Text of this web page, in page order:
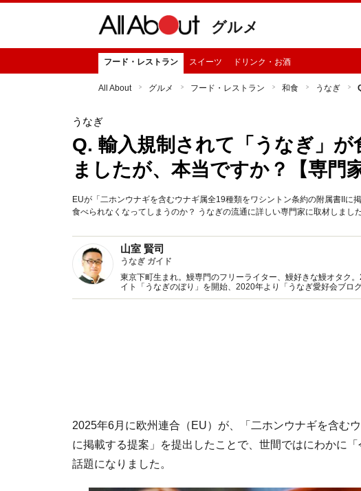
グルメ
フード・レストラン スイーツ ドリンク・お酒
All About グルメ フード・レストラン 和食 うなぎ
うなぎ
Q. 輸入規制されて「うなぎ」
ましたが、本当ですか？【専門
EUが「二ホンウナギを含むウナギ属全19種類をワシントン条約の附属書II
食べられなくなってしまうのか？ うなぎの流通に詳しい専門家に取材しま
山室 賢司
うなぎ ガイド
東京下町生まれ。鰻専門のフリーライター、鰻好きな鰻オタク
イト「うなぎのぼり」を開始、2020年より「うなぎ愛好会ブロ
数５００件超。テレビ・ラジオなどメディア出演経験もあり。
2025年6月に欧州連合（EU）が、「二ホンウナギを含む
に掲載する提案」を提出したことで、世間ではにわかに
話題になりました。